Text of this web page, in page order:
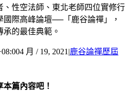
性空法師、東北老師四位實修行
際高峰論壇──「鹿谷論禪」，
的最佳典範。
4 月 / 19, 2021 |鹿谷論禪歷屆
篇內容吧！